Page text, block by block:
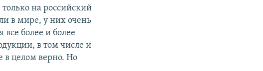
на российский
в мире, у них очень
более и более
в том числе и
в целом верно. Но